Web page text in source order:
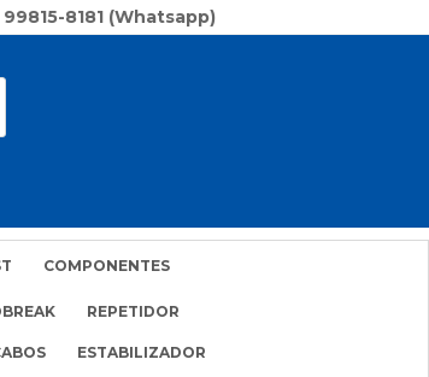
8181 (Whatsapp)
COMPONENTES
REPETIDOR
ESTABILIZADOR